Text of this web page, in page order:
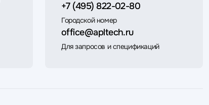
+7 (495) 822-02-80
Городской номер
office@apltech.ru
Для запросов и спецификаций